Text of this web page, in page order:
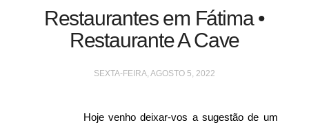
Restaurantes em Fátima •
Restaurante A Cave
SEXTA-FEIRA, AGOSTO 5, 2022
Hoje venho deixar-vos a sugestão de um